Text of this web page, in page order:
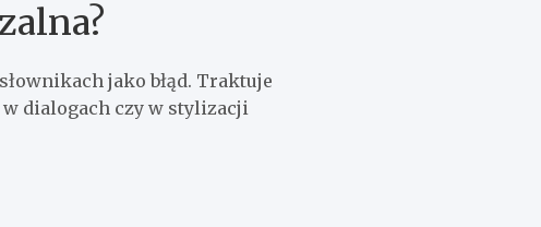
jako błąd. Traktuje
dialogach czy w stylizacji